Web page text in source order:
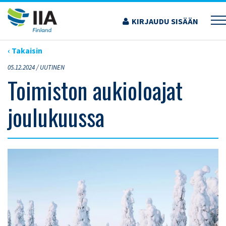
Siirry
sisältöön
KIRJAUDU SISÄÄN
›ARTIKKELIT›TOIMISTON AUKIOLOAJAT JOULUKUUSSA
‹ Takaisin
05.12.2024 /UUTINEN
Toimiston aukioloajat
joulukuussa